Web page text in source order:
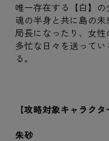
唯一存在する【白】の
魂の半身と共に島の
局長になったり、女
多忙な日々を送って
る。
【攻略対象キャラクタ
朱砂